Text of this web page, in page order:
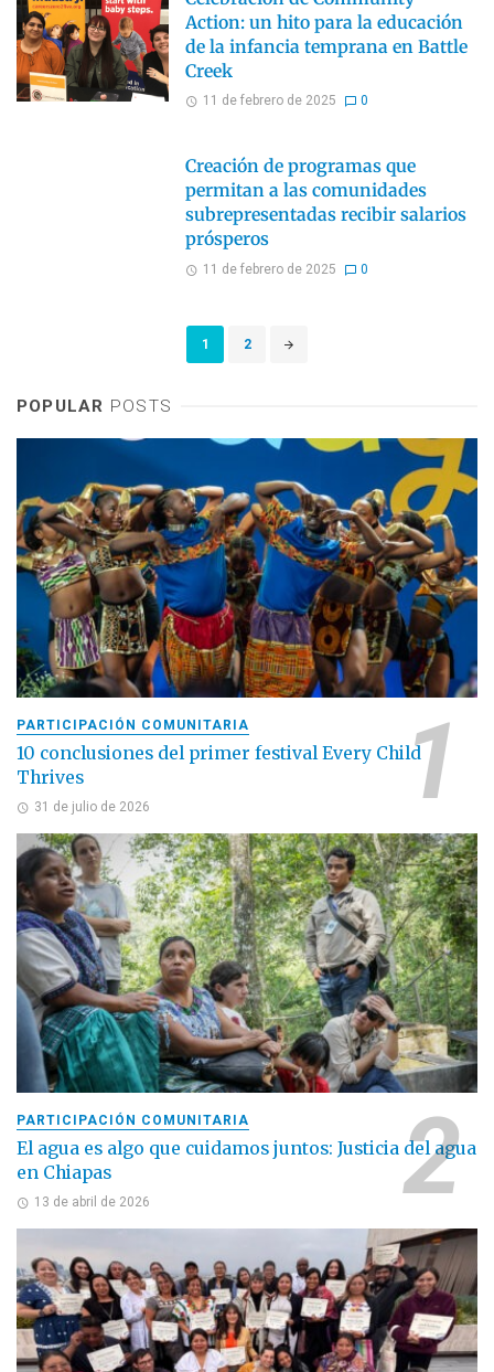
Action: un hito para la educación
de la infancia temprana en Battle
Creek
11 de febrero de 2025 0
Creación de programas que
permitan a las comunidades
subrepresentadas recibir salarios
prósperos
11 de febrero de 2025 0
1 2
POPULAR POSTS
PARTICIPACIÓN COMUNITARIA
10 conclusiones del primer festival Every Child
Thrives
31 de julio de 2026
PARTICIPACIÓN COMUNITARIA
El agua es algo que cuidamos juntos: Justicia del agua
en Chiapas
13 de abril de 2026